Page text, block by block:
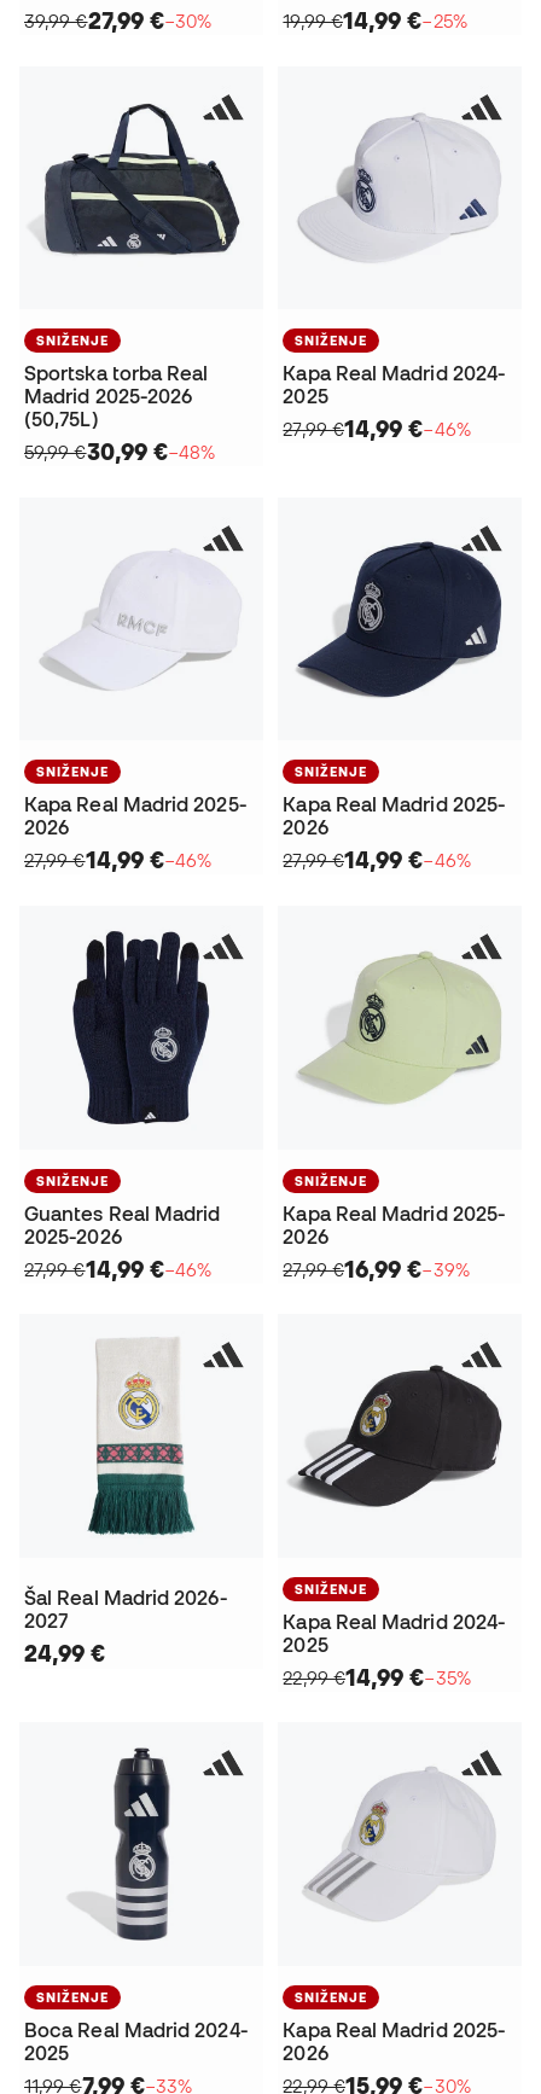
39,99 €27,99 €−30%
19,99 €14,99 €−25%
SNIŽENJE
Sportska torba Real
Madrid 2025-2026
(50,75L)
59,99 €30,99 €−48%
SNIŽENJE
Kapa Real Madrid 2024-
2025
27,99 €14,99 €−46%
SNIŽENJE
Kapa Real Madrid 2025-
2026
27,99 €14,99 €−46%
SNIŽENJE
Kapa Real Madrid 2025-
2026
27,99 €14,99 €−46%
SNIŽENJE
Guantes Real Madrid
2025-2026
27,99 €14,99 €−46%
SNIŽENJE
Kapa Real Madrid 2025-
2026
27,99 €16,99 €−39%
Šal Real Madrid 2026-
2027
24,99 €
SNIŽENJE
Kapa Real Madrid 2024-
2025
22,99 €14,99 €−35%
SNIŽENJE
Boca Real Madrid 2024-
2025
11,99 €7,99 €−33%
SNIŽENJE
Kapa Real Madrid 2025-
2026
22,99 €15,99 €−30%